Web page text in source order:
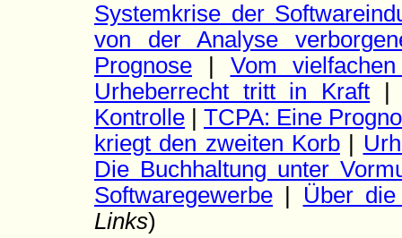
Systemkrise der
von der Analyse
Prognose
Vom
Urheberrecht tritt in Kraft
Kontrolle
TCPA: Eine
kriegt den zweiten Korb|
Die Buchhaltung unter
Softwaregewerbe
Über
Links)